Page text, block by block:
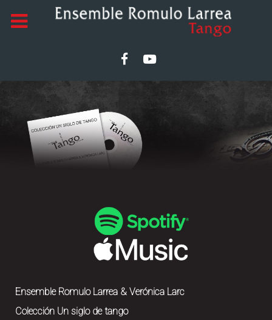
Ensemble Romulo Larrea & Verónica Larc
Colección Un siglo de tango